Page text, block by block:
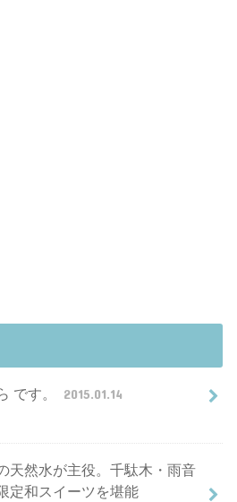
です。 2015.01.14
天然水が主役。千駄木・雨音
定和スイーツを堪能